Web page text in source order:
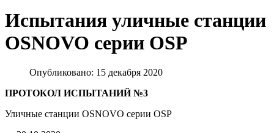
Испытания уличные станции
OSNOVO серии OSP
Опубликовано: 15 декабря 2020
ПРОТОКОЛ ИСПЫТАНИЙ №3
Уличные станции OSNOVO серии OSP